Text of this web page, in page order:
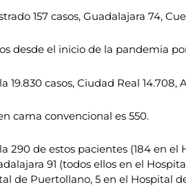
157 casos, Guadalajara 74,
desde el inicio de la pandemia
casos, Ciudad Real 14.708,
cama convencional es 550.
290 de estos pacientes (184 en
91 (todos ellos en el
de Puertollano, 5 en el Hospital